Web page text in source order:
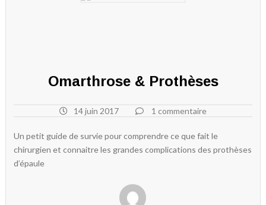
Omarthrose & Prothèses
14 juin 2017 1 commentaire
Un petit guide de survie pour comprendre ce que fait le
chirurgien et connaitre les grandes complications des prothèses
d’épaule